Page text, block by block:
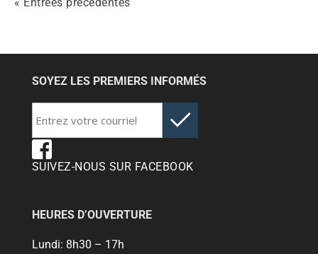
SOYEZ LES PREMIERS INFORMÉS
SUIVEZ-NOUS SUR FACEBOOK
HEURES D’OUVERTURE
Lundi: 8h30 – 17h